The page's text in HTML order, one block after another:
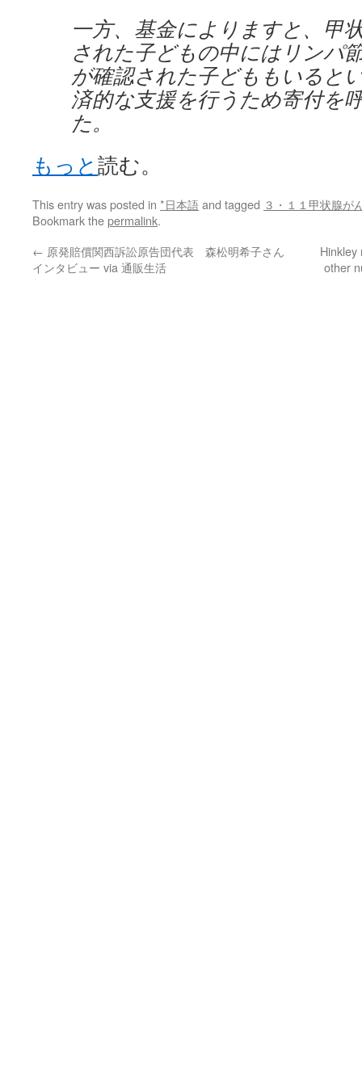
一方、基金によりますと、甲
された子どもの中にはリンパ
が確認された子どももいると
済的な支援を行うため寄付を
た。
もっと読む。
This entry was posted in *日本語and tagged ３・１１甲状腺が
Bookmark thepermalink.
← 原発賠償関西訴訟原告団代表 森松明希子さん
インタビュー via 通販生活
other